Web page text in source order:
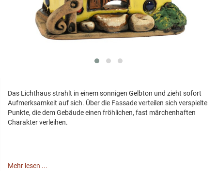
Das Lichthaus strahlt in einem sonnigen Gelbton und zieht sofort
Aufmerksamkeit auf sich. Über die Fassade verteilen sich verspielte
Punkte, die dem Gebäude einen fröhlichen, fast märchenhaften
Charakter verleihen.
Mehr lesen ...